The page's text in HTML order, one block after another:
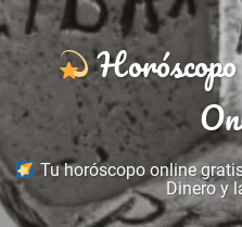
Tu horóscopo online
Dinero y